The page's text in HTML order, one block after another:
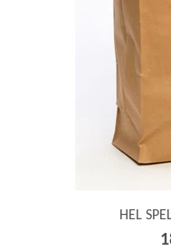
HEL